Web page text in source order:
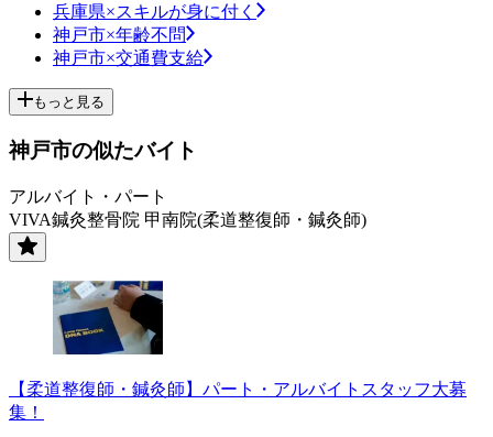
兵庫県×スキルが身に付く
神戸市×年齢不問
神戸市×交通費支給
もっと見る
神戸市の似たバイト
アルバイト・パート
VIVA鍼灸整骨院 甲南院(柔道整復師・鍼灸師)
【柔道整復師・鍼灸師】パート・アルバイトスタッフ大募
集！